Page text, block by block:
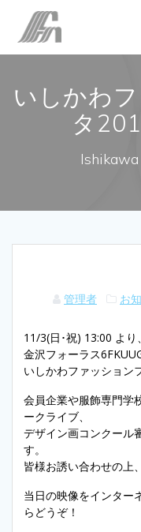
いしかわ
タ
管理者 お
11/3(日･祝) 13:00 より、
金沢フォーラス
いしかわファッション
会員企業や服飾専門学
ークライブ、
デザイン画コンクール
す。
皆様お誘い合わせの上
当日の映像をインター
らどうぞ！